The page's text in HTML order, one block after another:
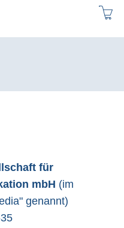
Direkt
für
mbH (im
genannt)